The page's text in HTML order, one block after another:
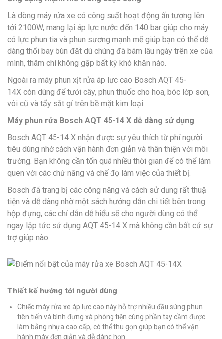
Là dòng máy rửa xe có công suất hoạt động ấn tượng lên
tới 2100W, mang lại áp lực nước đến 140 bar giúp cho máy
có lực phun tia và phun sương mạnh mẽ giúp bạn có thể dễ
dàng thổi bay bùn đất dù chúng đã bám lâu ngày trên xe của
mình, thâm chí không gặp bất kỳ khó khăn nào.
Ngoài ra máy phun xịt rửa áp lực cao Bosch AQT 45-
14X còn dùng để tưới cây, phun thuốc cho hoa, bóc lớp sơn,
vôi cũ và tẩy sắt gỉ trên bề mặt kim loại.
Máy phun rửa Bosch AQT 45-14 X dễ dàng sử dụng
Bosch AQT 45-14 X nhận được sự yêu thích từ phí người
tiêu dùng nhờ cách vận hành đơn giản và thân thiện với môi
trường. Bạn không cần tốn quá nhiều thời gian để có thể làm
quen với các chứ năng và chế đọ làm việc của thiết bị.
Bosch đã trang bị các công năng và cách sử dụng rất thuậ
tiện và dễ dàng nhờ một sách hướng dẫn chi tiết bên trong
hộp đựng, các chỉ dẫn dễ hiểu sẽ cho người dùng có thể
ngay lập tức sử dụng AQT 45-14 X mà không cần bất cứ sự
trợ giúp nào.
Thiết kế hướng tới người dùng
Chiếc máy rửa xe áp lực cao này hỗ trợ nhiều đầu súng phun
tiên tiến và bình đựng xà phòng tiện cùng phần tay cầm được
làm bằng nhựa cao cấp, có thể thu gọn giúp bạn có thể vận
hành máy đơn giản và dễ dàng hơn.